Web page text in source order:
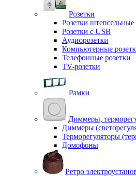
Розетки
Розетки штепсельные
Розетки с USB
Аудиорозетки
Компьютерные
Телефонные розетки
TV-розетки
Рамки
Диммеры,
Диммеры
Терморегуляторы
Домофоны
Ретро